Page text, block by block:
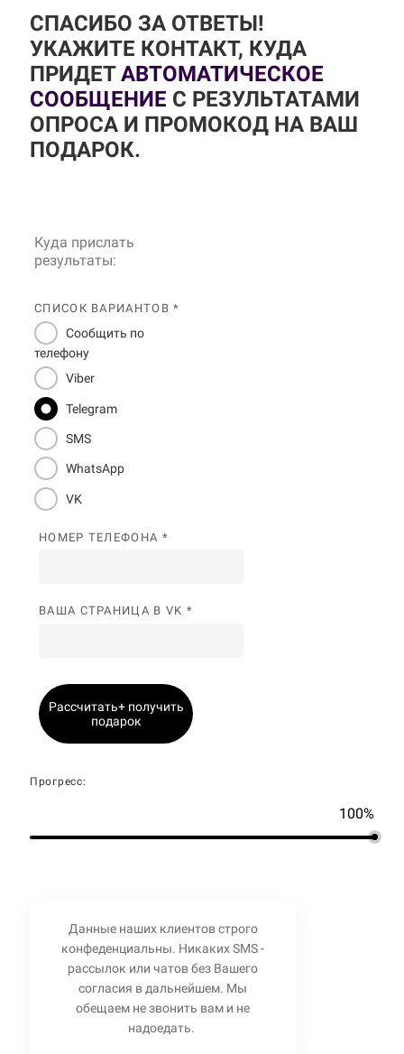
СПАСИБО ЗА ОТВЕТЫ!
УКАЖИТЕ КОНТАКТ, КУДА
ПРИДЕТАВТОМАТИЧЕСКОЕ
СООБЩЕНИЕ С РЕЗУЛЬТАТАМИ
ОПРОСА И ПРОМОКОД НА ВАШ
ПОДАРОК.
Куда прислать
результаты:
СПИСОК ВАРИАНТОВ *
Сообщить по
телефону
Viber
Telegram
SMS
WhatsApp
VK
НОМЕР ТЕЛЕФОНА *
ВАША СТРАНИЦА В VK *
Рассчитать+ получить
подарок
Прогресс:
100%
Данные наших клиентов строго
конфеденциальны. Никаких SMS -
рассылок или чатов без Вашего
согласия в дальнейшем. Мы
обещаем не звонить вам и не
надоедать.